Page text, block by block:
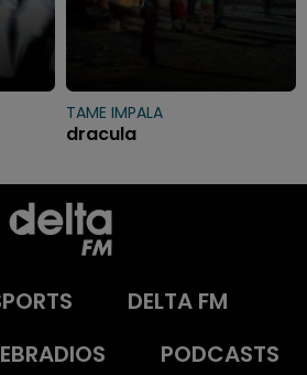
TAME IMPALA
dracula
DELTA FM
PODCASTS